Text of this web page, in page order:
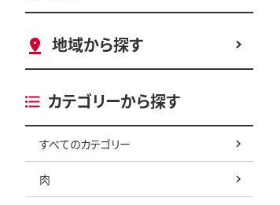
地域から探す
カテゴリーから探す
すべてのカテゴリー
肉